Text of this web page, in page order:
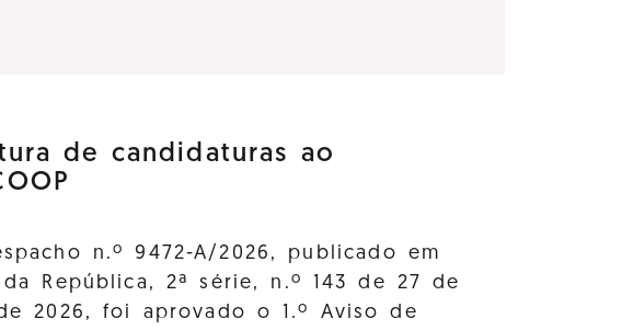
de candidaturas ao
n.º 9472-A/2026, publicado em
República, 2ª série, n.º 143 de 27 de
2026, foi aprovado o 1.º Aviso de